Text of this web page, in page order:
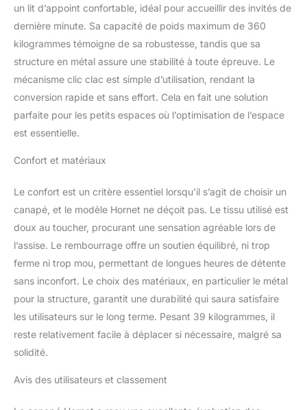
un lit d’appoint confortable, idéal pour accueillir des invités de
dernière minute. Sa capacité de poids maximum de 360
kilogrammes témoigne de sa robustesse, tandis que sa
structure en métal assure une stabilité à toute épreuve. Le
mécanisme clic clac est simple d’utilisation, rendant la
conversion rapide et sans effort. Cela en fait une solution
parfaite pour les petits espaces où l’optimisation de l’espace
est essentielle.
Confort et matériaux
Le confort est un critère essentiel lorsqu’il s’agit de choisir un
canapé, et le modèle Hornet ne déçoit pas. Le tissu utilisé est
doux au toucher, procurant une sensation agréable lors de
l’assise. Le rembourrage offre un soutien équilibré, ni trop
ferme ni trop mou, permettant de longues heures de détente
sans inconfort. Le choix des matériaux, en particulier le métal
pour la structure, garantit une durabilité qui saura satisfaire
les utilisateurs sur le long terme. Pesant 39 kilogrammes, il
reste relativement facile à déplacer si nécessaire, malgré sa
solidité.
Avis des utilisateurs et classement